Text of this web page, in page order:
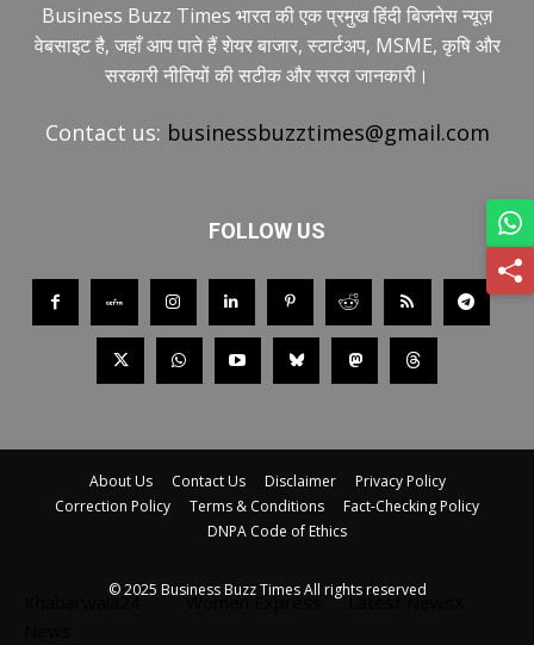
Business Buzz Times भारत की एक प्रमुख हिंदी बिजनेस न्यूज़
वेबसाइट है, जहाँ आप पाते हैं शेयर बाजार, स्टार्टअप, MSME, कृषि और
सरकारी नीतियों की सटीक और सरल जानकारी।
Contact us: businessbuzztimes@gmail.com
FOLLOW US
About Us Contact Us Disclaimer
Privacy Policy
Correction Policy
Terms & Conditions
Fact-Checking Policy
DNPA Code of Ethics
© 2025 Business Buzz Times All rights reserved
Khabarwala24
Women Express Latest NewsX